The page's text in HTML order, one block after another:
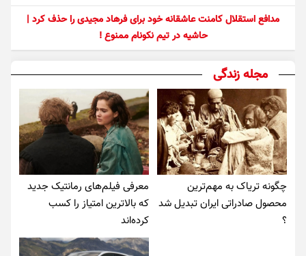
مدافع استقلال کامنت عاشقانه خود برای فرهاد مجیدی را حذف کرد |
حاشیه در تیم نکونام ممنوع !
مجله زندگی
چگونه تریاک به مهم‌ترین
محصول صادراتی ایران تبدیل شد
؟
معرفی فیلم‌های رمانتیک جدید
که بالاترین امتیاز را کسب
کرده‌اند